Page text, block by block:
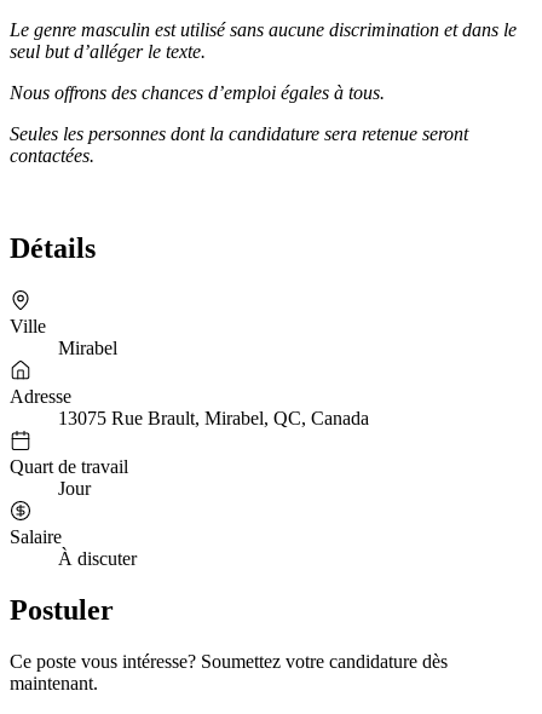
Le genre masculin est utilisé sans aucune discrimination et dans le
seul but d’alléger le texte.
Nous offrons des chances d’emploi égales à tous.
Seules les personnes dont la candidature sera retenue seront
contactées.
Détails
Ville
Mirabel
Adresse
13075 Rue Brault, Mirabel, QC, Canada
Quart de travail
Jour
Salaire
À discuter
Postuler
Ce poste vous intéresse? Soumettez votre candidature dès
maintenant.